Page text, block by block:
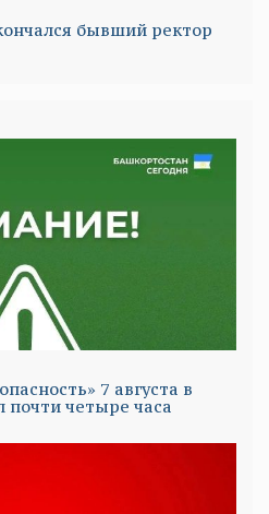
бывший ректор
7 августа в
почти четыре часа